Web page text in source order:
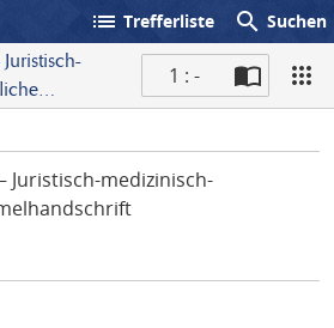
list Trefferliste search Suchen
1 : -
Juristisch-medizinisch-